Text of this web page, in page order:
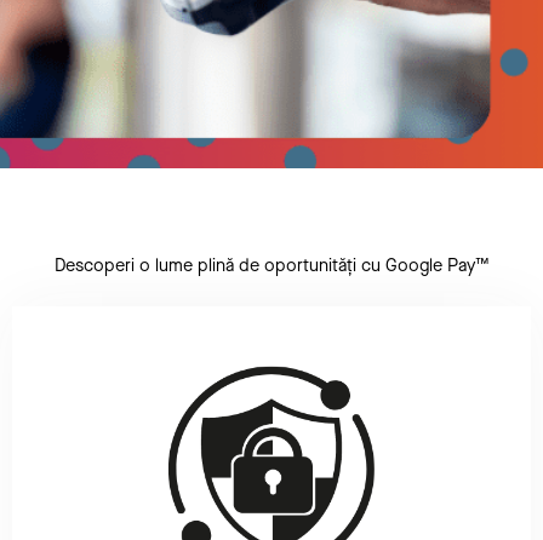
Descoperi o lume plină de oportunități cu Google Pay™